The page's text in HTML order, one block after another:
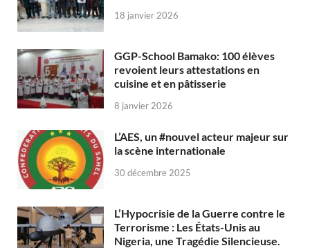
18 janvier 2026
GGP-School Bamako: 100 élèves
revoient leurs attestations en
cuisine et en pâtisserie
8 janvier 2026
L’AES, un #nouvel acteur majeur sur
la scène internationale
30 décembre 2025
L’Hypocrisie de la Guerre contre le
Terrorisme : Les États-Unis au
Nigeria, une Tragédie Silencieuse.